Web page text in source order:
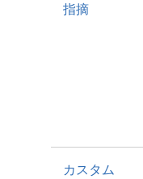
指摘
カスタム